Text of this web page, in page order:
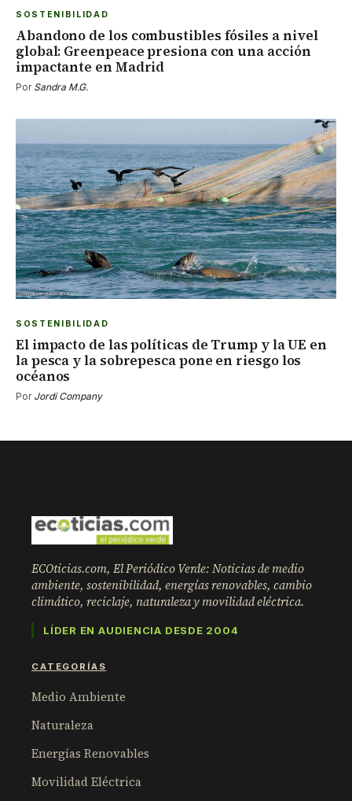
SOSTENIBILIDAD
Abandono de los combustibles fósiles a nivel
global: Greenpeace presiona con una acción
impactante en Madrid
Por Sandra M.G.
SOSTENIBILIDAD
El impacto de las políticas de Trump y la UE en
la pesca y la sobrepesca pone en riesgo los
océanos
Por Jordi Company
ECOticias.com, El Periódico Verde: Noticias de medio
ambiente, sostenibilidad, energías renovables, cambio
climático, reciclaje, naturaleza y movilidad eléctrica.
LÍDER EN AUDIENCIA DESDE 2004
CATEGORÍAS
Medio Ambiente
Naturaleza
Energías Renovables
Movilidad Eléctrica